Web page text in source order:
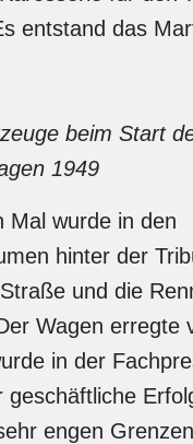
entstand das
beim Start
1949
Mal wurde in den
hinter der
und die
Wagen erregte
in der
geschäftliche
engen